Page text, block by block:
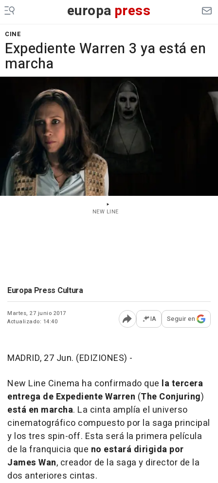
europa press
CINE
Expediente Warren 3 ya está en
marcha
NEW LINE
Europa Press Cultura
Martes, 27 junio 2017
Actualizado: 14:40
Abrir opciones para
IA Seguir en
MADRID, 27 Jun. (EDIZIONES) -
New Line Cinema ha confirmado que la tercera
entrega de Expediente Warren (The Conjuring)
está en marcha. La cinta amplía el universo
cinematográfico compuesto por la saga principal
y los tres spin-off. Esta será la primera película
de la franquicia que no estará dirigida por
James Wan, creador de la saga y director de la
dos anteriores cintas.